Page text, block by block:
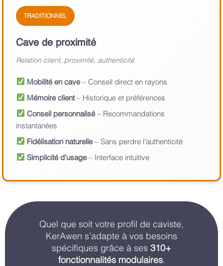
TRADITIONNEL
Cave de proximité
Relation client, proximité, authenticité
Mobilité en cave– Conseil direct en rayons
Mémoire client– Historique et préférences
Conseil personnalisé– Recommandations
instantanées
Fidélisation naturelle– Sans perdre l’authenticité
Simplicité d’usage– Interface intuitive
Quel que soit votre profil de caviste,
KerAwen s’adapte à vos besoins
spécifiques grâce à ses 310+
fonctionnalités modulaires.